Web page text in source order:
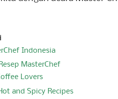
Indonesia
MasterChef
Lovers
and Spicy Recipes